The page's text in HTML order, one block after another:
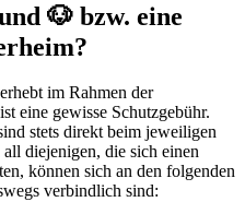
🐶 bzw. eine
im Rahmen der
eine gewisse Schutzgebühr.
stets direkt beim jeweiligen
diejenigen, die sich einen
können sich an den folgenden
verbindlich sind: